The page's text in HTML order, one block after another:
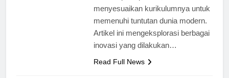
keterampilan praktis, UB telah
menyesuaikan kurikulumnya untuk
memenuhi tuntutan dunia modern.
Artikel ini mengeksplorasi berbagai